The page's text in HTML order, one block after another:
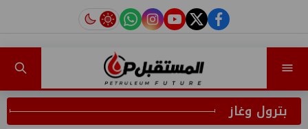
facebook
twitter
youtube
instagram
tiktok
بترول وغاز